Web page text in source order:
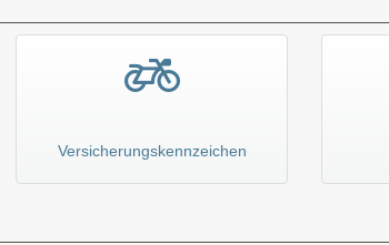
Versicherungskennzeichen